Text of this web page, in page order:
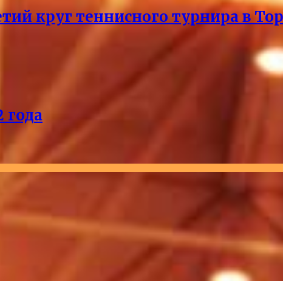
круг теннисного турнира в
года